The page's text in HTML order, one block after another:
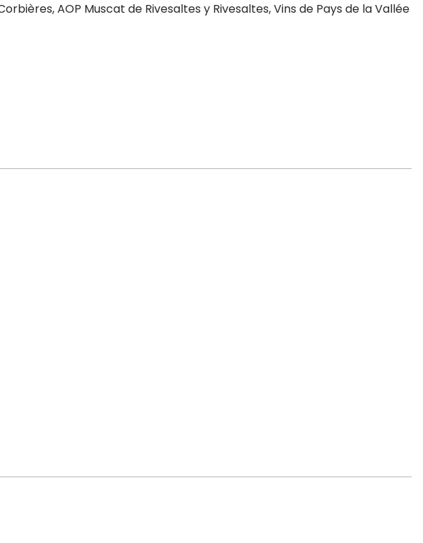
AOP Muscat de Rivesaltes y Rivesaltes, Vins de Pays de la Vallée